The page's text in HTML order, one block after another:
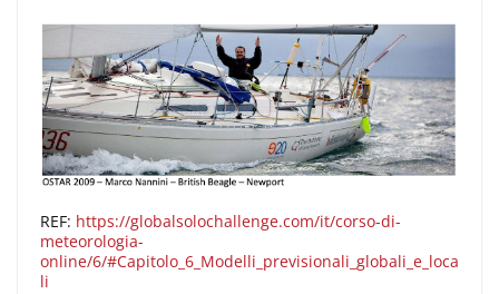
REF: https://globalsolochallenge.com/it/corso-di-
meteorologia-
online/6/#Capitolo_6_Modelli_previsionali_globali_e_loca
li